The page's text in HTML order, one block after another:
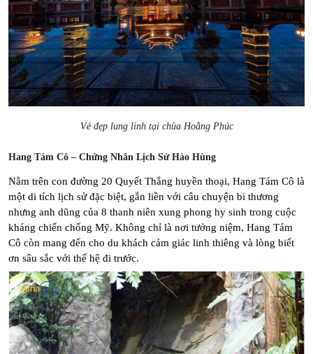
Vẻ đẹp lung linh tại chùa Hoằng Phúc
Hang Tám Cô – Chứng Nhân Lịch Sử Hào Hùng
Nằm trên con đường 20 Quyết Thắng huyền thoại, Hang Tám Cô là
một di tích lịch sử đặc biệt, gắn liền với câu chuyện bi thương
nhưng anh dũng của 8 thanh niên xung phong hy sinh trong cuộc
kháng chiến chống Mỹ. Không chỉ là nơi tưởng niệm, Hang Tám
Cô còn mang đến cho du khách cảm giác linh thiêng và lòng biết
ơn sâu sắc với thế hệ đi trước.